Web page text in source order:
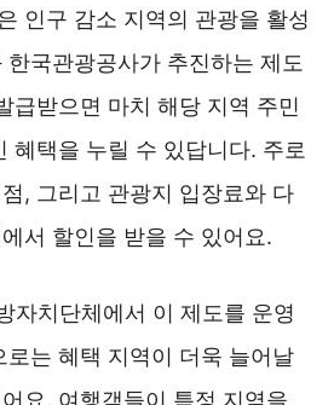
인구 감소 지역의 관광을 활성
국관광공사가 추진하는 제도
급받으면 마치 해당 지역 주민
혜택을 누릴 수 있답니다. 주로
, 그리고 관광지 입장료와 다
서 할인을 받을 수 있어요.
자치단체에서 이 제도를 운영
는 혜택 지역이 더욱 늘어날
요. 여행객들이 특정 지역을